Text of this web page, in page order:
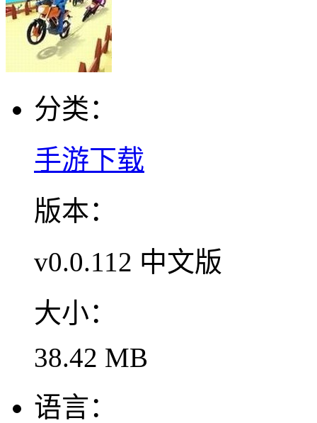
分类：
手游下载
版本：
v0.0.112 中文版
大小：
38.42 MB
语言：